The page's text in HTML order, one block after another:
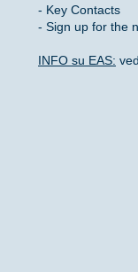
- Key Contacts
- Sign up for the
INFO su EAS: